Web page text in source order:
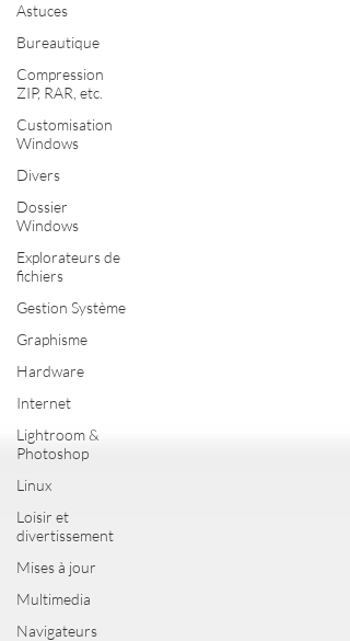
Astuces
Bureautique
Compression
ZIP, RAR, etc.
Customisation
Windows
Divers
Dossier
Windows
Explorateurs de
fichiers
Gestion Système
Graphisme
Hardware
Internet
Lightroom &
Photoshop
Linux
Loisir et
divertissement
Mises à jour
Multimedia
Navigateurs